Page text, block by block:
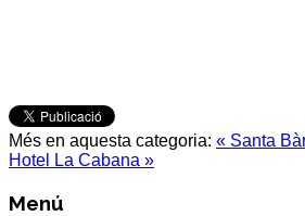
Més en aquesta categoria: « Santa
Hotel La Cabana »
Menú